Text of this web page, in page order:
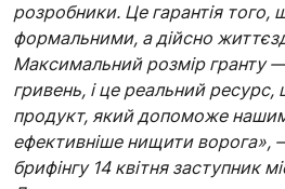
розробники. Це гарантія того,
формальними, а дійсно
Максимальний розмір гранту
гривень, і це реальний
продукт, який допоможе
ефективніше нищити ворога»,
брифінгу 14 квітня заступник